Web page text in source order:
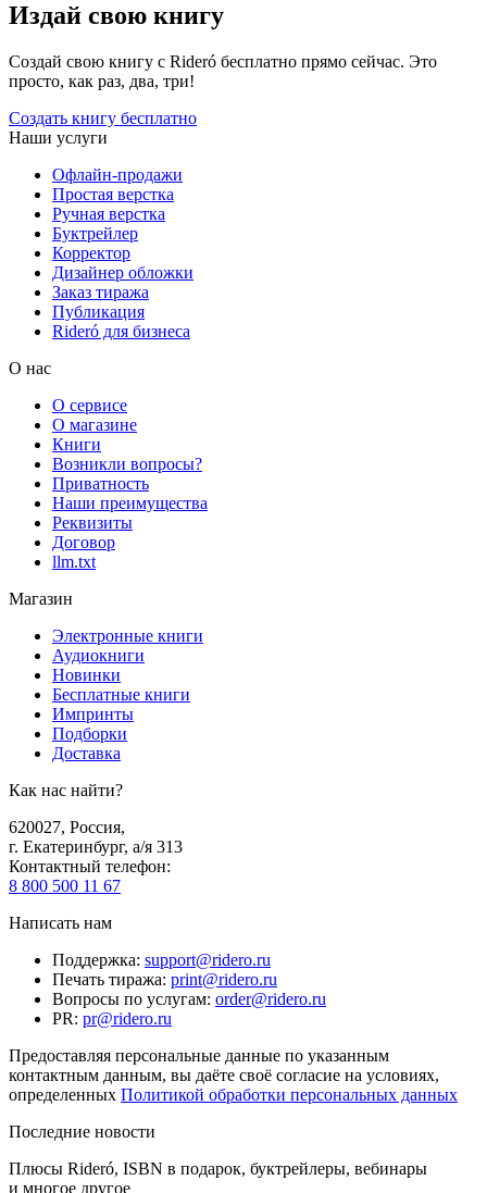
Издай свою книгу
Создай свою книгу с Rideró бесплатно прямо сейчас. Это
просто, как раз, два, три!
Создать книгу бесплатно
Наши услуги
Офлайн-продажи
Простая верстка
Ручная верстка
Буктрейлер
Корректор
Дизайнер обложки
Заказ тиража
Публикация
Rideró для бизнеса
О нас
О сервисе
О магазине
Книги
Возникли вопросы?
Приватность
Наши преимущества
Реквизиты
Договор
llm.txt
Магазин
Электронные книги
Аудиокниги
Новинки
Бесплатные книги
Импринты
Подборки
Доставка
Как нас найти?
620027, Россия,
г. Екатеринбург, а/я 313
Контактный телефон:
8 800 500 11 67
Написать нам
Поддержка: support@ridero.ru
Печать тиража: print@ridero.ru
Вопросы по услугам: order@ridero.ru
PR: pr@ridero.ru
Предоставляя персональные данные по указанным
контактным данным, вы даёте своё согласие на условиях,
определенных Политикой обработки персональных данных
Последние новости
Плюсы Rideró, ISBN в подарок, буктрейлеры, вебинары
и многое другое